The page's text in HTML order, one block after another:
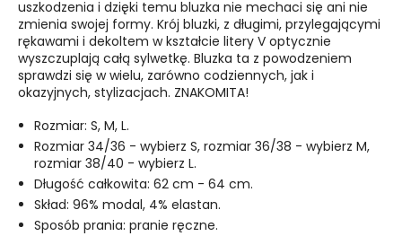
uszkodzenia i dzięki temu bluzka nie mechaci się ani nie
zmienia swojej formy. Krój bluzki, z długimi, przylegającymi
rękawami i dekoltem w kształcie litery V optycznie
wyszczuplają całą sylwetkę. Bluzka ta z powodzeniem
sprawdzi się w wielu, zarówno codziennych, jak i
okazyjnych, stylizacjach. ZNAKOMITA!
Rozmiar: S, M, L.
Rozmiar 34/36 - wybierz S, rozmiar 36/38 - wybierz M,
rozmiar 38/40 - wybierz L.
Długość całkowita: 62 cm - 64 cm.
Skład: 96% modal, 4% elastan.
Sposób prania: pranie ręczne.